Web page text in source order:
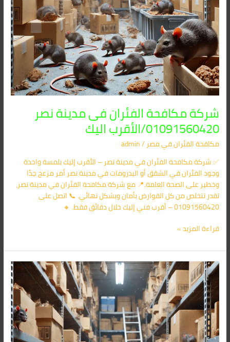
شركة مكافحة الفئران فى مدينة نصر
01091560420/الأقرب اليك
مكافحة الفئران​ في مصر/
admin
✅ شركة مكافحة الفئران في مدينة نصر – الأقرب إليك بلمسة واحدة
وجود الفئران في الشقق أو البدرومات في مدينة نصر أمر مزعج جدًا
وخطير على الصحة العامة.📍 مع شركة مكافحة الفئران في مدينة نصر،
تقدر تتخلص من كل القوارض بأمان وبشكل نهائي. 📞 اتصل على
01091560420 – أقرب فني إليك خلال دقائق فقط. 🔸
قراءة المزيد »
شركة
مكافحة
الفئران
فى
القطامية
01091560420/
الأقرب